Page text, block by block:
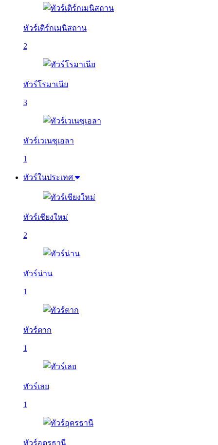
ทัวร์เติร์กเมนิสถาน
2
ทัวร์โรมาเนีย
3
ทัวร์เวเนซุเอลา
1
ทัวร์ในประเทศ
ทัวร์เชียงใหม่
2
ทัวร์น่าน
1
ทัวร์ตาก
1
ทัวร์เลย
1
ทัวร์อุดรธานี